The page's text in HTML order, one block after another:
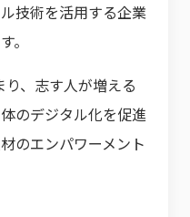
技術を活用する企業
。
り、志す人が増える
のデジタル化を促進
のエンパワーメント